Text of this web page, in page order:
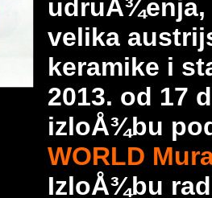
udruÅ¾enja,
velika
keramike i
2013. od 17
izloÅ¾bu
WORLD
IzloÅ¾bu